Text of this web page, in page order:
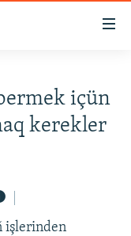
içün
kerekler
işlerinden